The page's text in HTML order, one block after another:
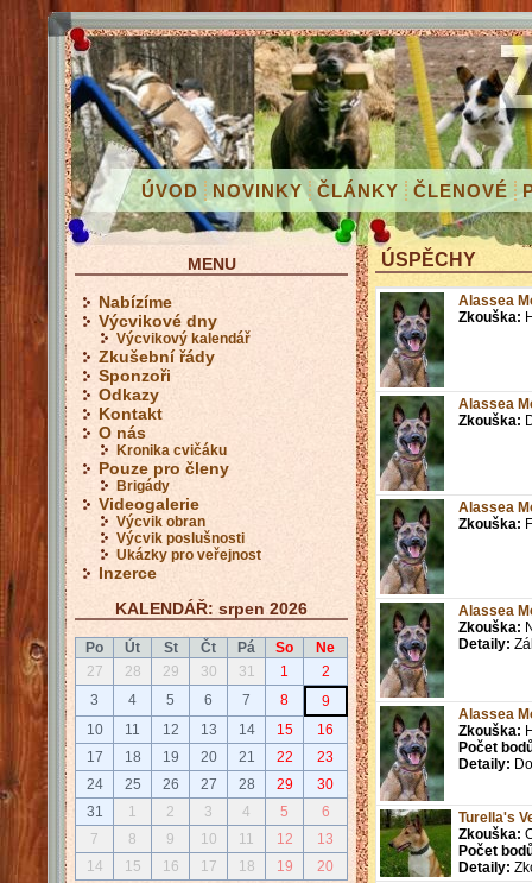
ÚVOD NOVINKY ČLÁNKY ČLENOVÉ
ÚSPĚCHY
Alassea
Zkouška:
Alassea
Zkouška:
Alassea
Zkouška:
Alassea
Zkouška:
Detaily:
Alassea
Zkouška:
Počet
Detaily:
Turella's
Zkouška:
Počet
Detaily:
MENU
Nabízíme
Výcvikové dny
Výcvikový kalendář
Zkušební řády
Sponzoři
Odkazy
Kontakt
O nás
Kronika cvičáku
Pouze pro členy
Brigády
Videogalerie
Výcvik obran
Výcvik poslušnosti
Ukázky pro veřejnost
Inzerce
KALENDÁŘ: srpen 2026
Po Út St Čt Pá So
Ne
27
28 29 30 31 1
2
3
4 5 6 7 8
9
10
11 12 13 14 15
16
17
18 19 20 21 22
23
24
25 26 27 28 29
30
31
1 2 3 4 5
6
7
8 9 10 11 12
13
14
15 16 17 18 19 20